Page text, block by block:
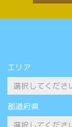
エリア
都道府県